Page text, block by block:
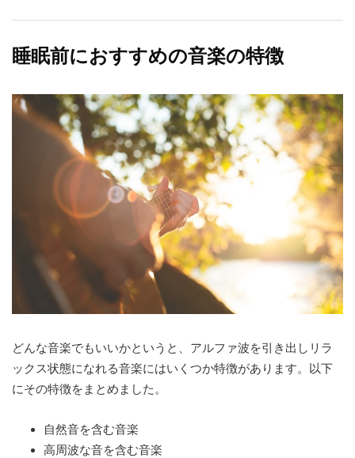
睡眠前におすすめの音楽の特徴
どんな音楽でもいいかというと、アルファ波を引き出しリラ
ックス状態になれる音楽にはいくつか特徴があります。以下
にその特徴をまとめました。
自然音を含む音楽
高周波な音を含む音楽